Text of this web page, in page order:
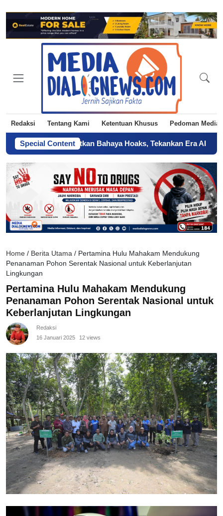
Redaksi Tentang Kami Ketentuan Khusus Pedoman Media
Special Content
Ingatkan Bahaya Hoaks, Tekankan Era AI- Sertifikat
Home / Berita Utama / Pertamina Hulu Mahakam Mendukung
Penanaman Pohon Serentak Nasional untuk Keberlanjutan
Lingkungan
Pertamina Hulu Mahakam Mendukung
Penanaman Pohon Serentak Nasional untuk
Keberlanjutan Lingkungan
Redaksi
16 Januari 2025
12 views